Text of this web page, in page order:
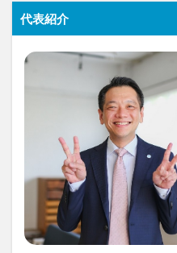
代表紹介